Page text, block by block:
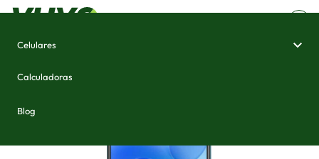
Celulares
Calculadoras
Blog